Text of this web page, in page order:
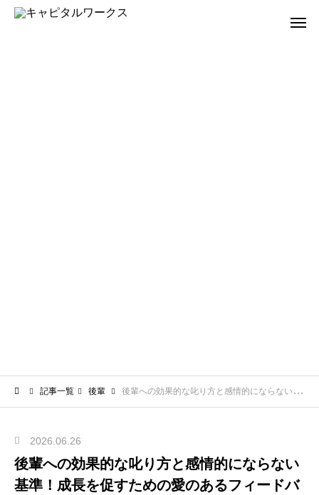
記事一覧 後輩 後輩への効果的な叱り方と感情的にならない基準！成長を促すための愛のあるフィードバックの手法
2026.06.26
後輩への効果的な叱り方と感情的にならない
基準！成長を促すための愛のあるフィードバ